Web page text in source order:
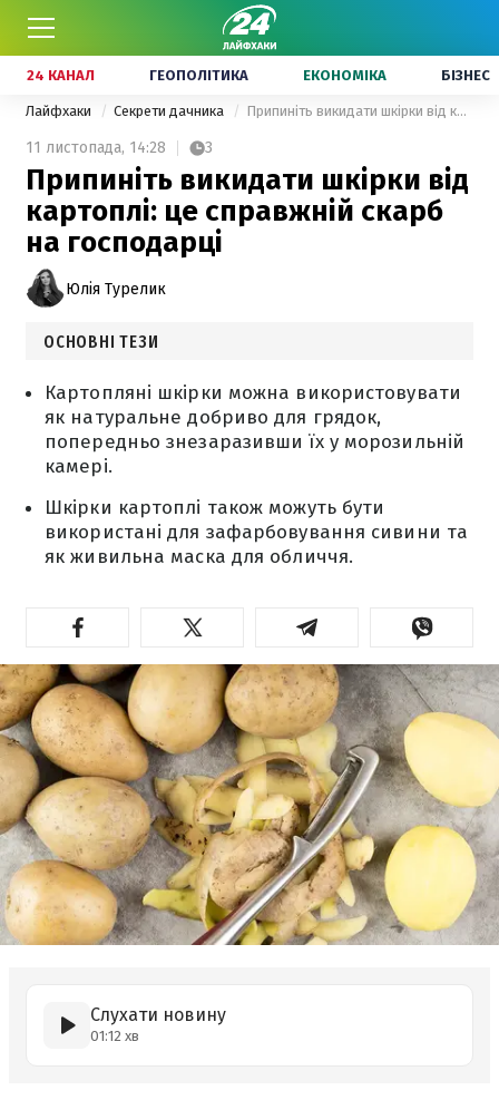
24 КАНАЛ ГЕОПОЛІТИКА ЕКОНОМІКА БІЗНЕС
Лайфхаки Секрети дачника Припиніть викидати шкірки від картоплі: це справжній скарб на господарці
11 листопада, 14:28 3
Припиніть викидати шкірки від
картоплі: це справжній скарб
на господарці
Юлія Турелик
ОСНОВНІ ТЕЗИ
Картопляні шкірки можна використовувати
як натуральне добриво для грядок,
попередньо знезаразивши їх у морозильній
камері.
Шкірки картоплі також можуть бути
використані для зафарбовування сивини та
як живильна маска для обличчя.
Слухати новину
01:12 хв